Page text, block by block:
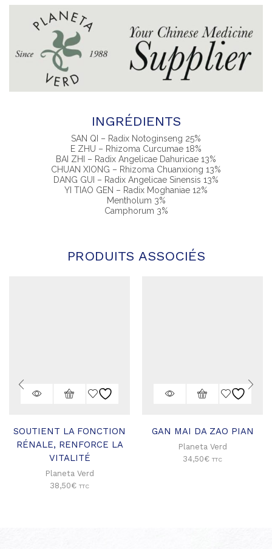
INGRÉDIENTS
SAN QI – Radix Notoginseng 25%
E ZHU – Rhizoma Curcumae 18%
BAI ZHI – Radix Angelicae Dahuricae 13%
CHUAN XIONG – Rhizoma Chuanxiong 13%
DANG GUI – Radix Angelicae Sinensis 13%
YI TIAO GEN – Radix Moghaniae 12%
Mentholum 3%
Camphorum 3%
PRODUITS ASSOCIÉS
SOUTIENT LA FONCTION
RÉNALE, RENFORCE LA
VITALITÉ
Planeta Verd
38,50€ TTC
GAN MAI DA ZAO PIAN
Planeta Verd
34,50€ TTC